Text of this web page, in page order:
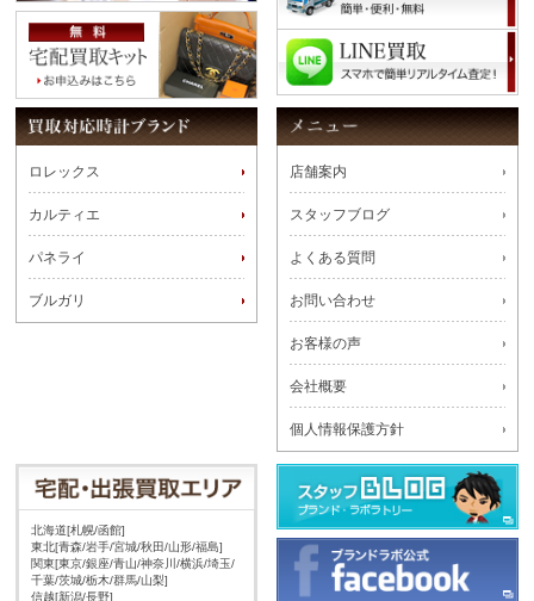
ロレックス
カルティエ
パネライ
ブルガリ
店舗案内
スタッフブログ
よくある質問
お問い合わせ
お客様の声
会社概要
個人情報保護方針
北海道[札幌/函館]
東北[青森/岩手/宮城/秋田/山形/福島]
関東[東京/銀座/青山/神奈川/横浜/埼玉/
千葉/茨城/栃木/群馬/山梨]
信越[新潟/長野]